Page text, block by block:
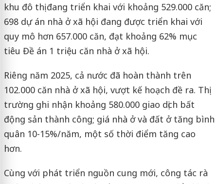
khu đô thị đang triển khai với khoảng 529.000 căn;
698 dự án nhà ở xã hội đang được triển khai với
quy mô hơn 657.000 căn, đạt khoảng 62% mục
tiêu Đề án 1 triệu căn nhà ở xã hội.
Riêng năm 2025, cả nước đã hoàn thành trên
102.000 căn nhà ở xã hội, vượt kế hoạch đề ra. Thị
trường ghi nhận khoảng 580.000 giao dịch bất
động sản thành công; giá nhà ở và đất ở tăng bình
quân 10-15%/năm, một số thời điểm tăng cao
hơn.
Cùng với phát triển nguồn cung mới, công tác rà